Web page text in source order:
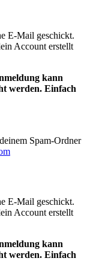
E-Mail geschickt.
Account erstellt
kann
werden. Einfach
Spam-Ordner
E-Mail geschickt.
Account erstellt
kann
werden. Einfach